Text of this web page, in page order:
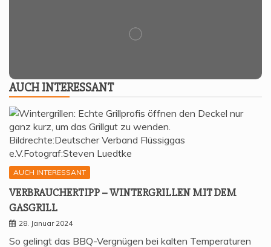
AUCH INTER­ES­SANT
AUCH INTERESSANT
VER­BRAU­CHER­TIPP – WIN­TER­GRIL­LEN MIT DEM
GASGRILL
28. Januar 2024
So gelingt das BBQ-Vergnügen bei kalten Temperaturen